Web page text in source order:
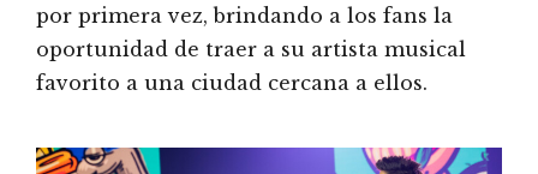
por primera vez, brindando a los fans la
oportunidad de traer a su artista musical
favorito a una ciudad cercana a ellos.